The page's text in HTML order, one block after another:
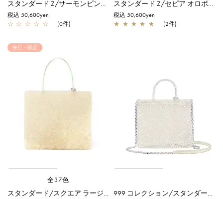
税込 50,600yen
☆ ☆ ☆ ☆ ☆ (0件)
税込 50,600yen
★ ★ ★ ★ ★ (2件)
先行・限定
全37色
スタンダード/スクエア ラージ/ステッラホワイト【オンラインストア先行販売カラー】 999 コレクション/スタンダード Z/ピュアシルバー